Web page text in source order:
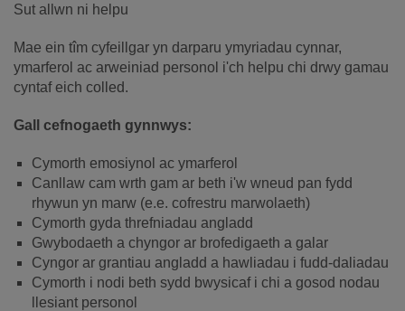
Sut allwn ni helpu
Mae ein tîm cyfeillgar yn darparu ymyriadau cynnar,
ymarferol ac arweiniad personol i'ch helpu chi drwy gamau
cyntaf eich colled.
Gall cefnogaeth gynnwys:
Cymorth emosiynol ac ymarferol
Canllaw cam wrth gam ar beth i'w wneud pan fydd
rhywun yn marw (e.e. cofrestru marwolaeth)
Cymorth gyda threfniadau angladd
Gwybodaeth a chyngor ar brofedigaeth a galar
Cyngor ar grantiau angladd a hawliadau i fudd-daliadau
Cymorth i nodi beth sydd bwysicaf i chi a gosod nodau
llesiant personol